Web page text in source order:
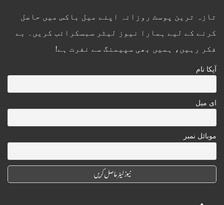
تازہ ترین پوسٹ روزانہ اپنے میل باکس میں حاصل
کرنے کے لیے ہمارا نیوز لیٹر سبسکرائب کریں۔ بے
فکر رہیں، ہمیں بھی سپیمنگ سے نفرت ہے!
آپکا نام
ای میل
موبائل نمبر